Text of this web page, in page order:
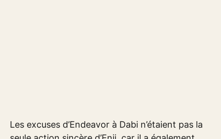
Les excuses d’Endeavor à Dabi n’étaient pas la